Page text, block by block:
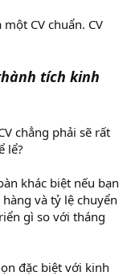
CV chuẩn. CV
tích kinh
chẳng phải sẽ rất
lể?
khác biệt nếu bạn
và tỷ lệ chuyển
gì so với tháng
đặc biệt với kinh